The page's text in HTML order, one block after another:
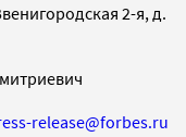
2-я, д.
release@forbes.ru